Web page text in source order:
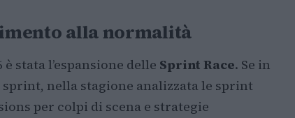
alla normalità
stata l’espansione delle Sprint Race. Se in
nella stagione analizzata le sprint
per colpi di scena e strategie